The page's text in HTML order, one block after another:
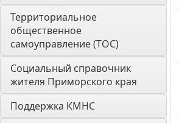
Территориальное
общественное
самоуправление (ТОС)
Социальный справочник
жителя Приморского края
Поддержка КМНС